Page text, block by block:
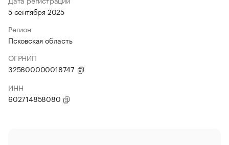
5 сентября 2025
Регион
Псковская область
ОГРНИП
325600000018747
ИНН
602714858080